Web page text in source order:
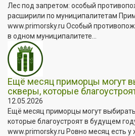
Лес под запретом: особый
расширили по муниципалитетам
www.primorsky.ru Особый
в одном муниципалитете...
Ещё месяц приморцы могут
скверы, которые
12.05.2026
Ещё месяц приморцы могут
которые благоустроят в будущем
www.primorsky.ru Ровно месяц есть у